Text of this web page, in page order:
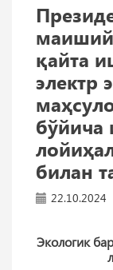
қайта
электр
бўйича
билан
22.10.2024
Экологик